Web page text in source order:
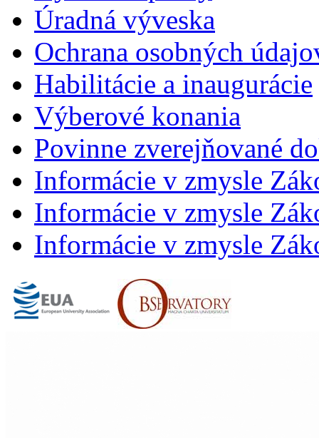
Úradná výveska
Ochrana osobných
Habilitácie a inaugurácie
Výberové konania
Povinne zverejňované
Informácie v zmysle
Informácie v zmysle
Informácie v zmysle